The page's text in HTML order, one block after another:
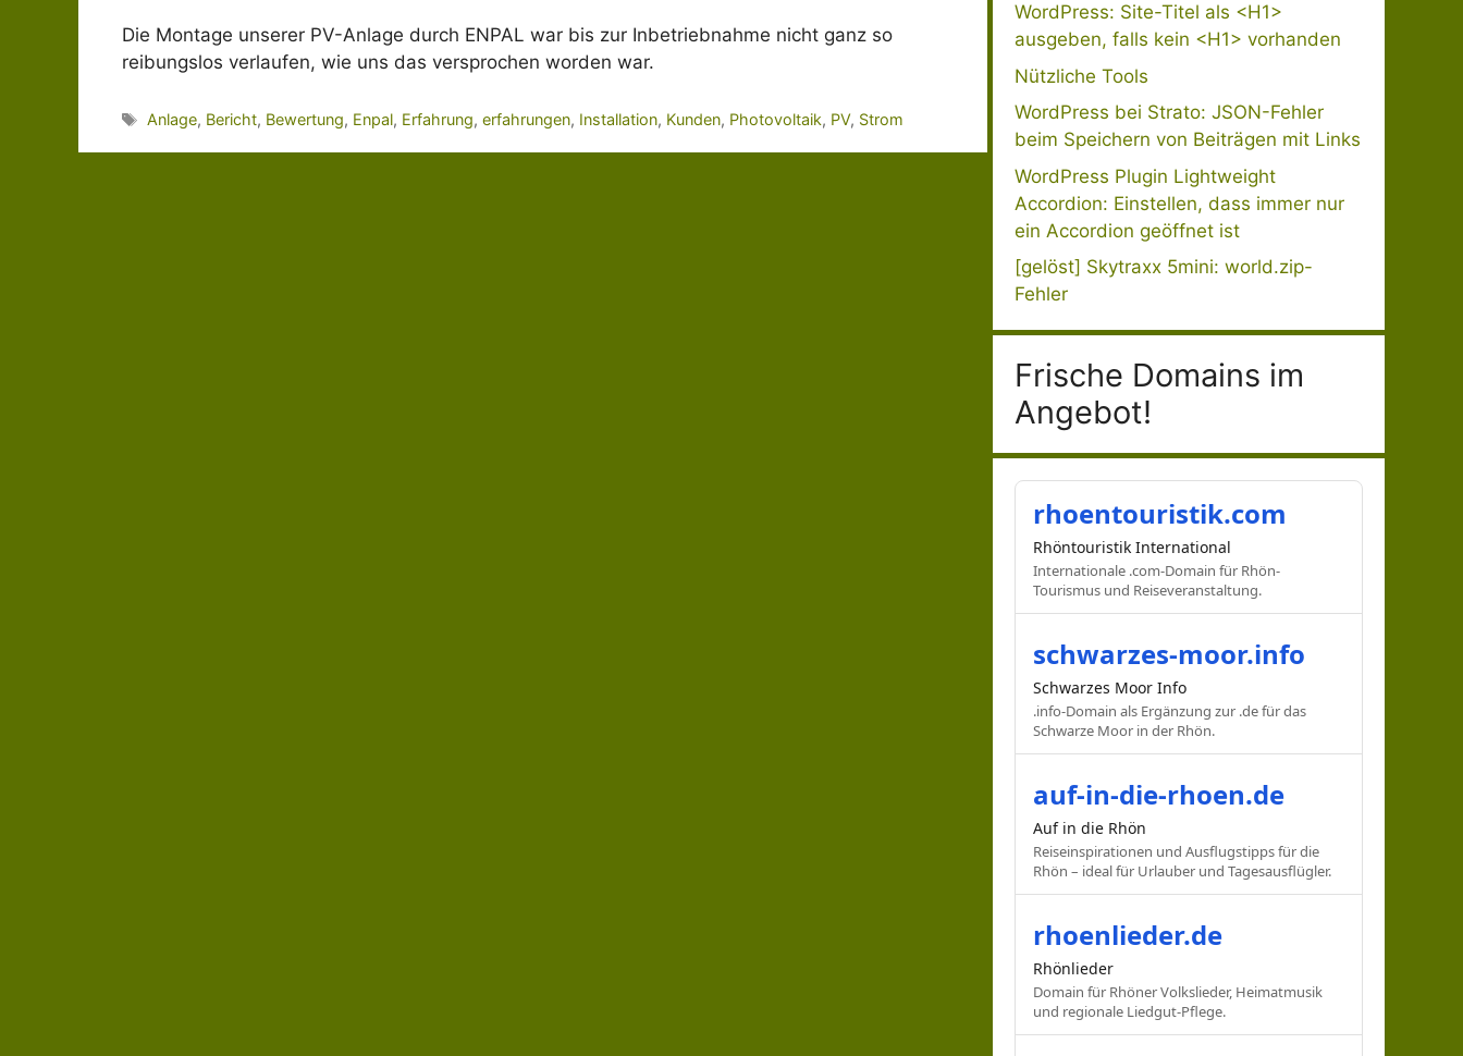
Die Montage unserer PV-Anlage durch ENPAL war bis zur Inbetriebnahme nicht ganz so
reibungslos verlaufen, wie uns das versprochen worden war.
Schlagwörter
Anlage, Bericht, Bewertung, Enpal, Erfahrung,erfahrungen, Installation, Kunden, Photovoltaik, PV, Strom
WordPress: Site-Titel als <H1>
ausgeben, falls kein <H1> vorhanden
Nützliche Tools
WordPress bei Strato: JSON-Fehler
beim Speichern von Beiträgen mit Links
WordPress Plugin Lightweight
Accordion: Einstellen, dass immer nur
ein Accordion geöffnet ist
[gelöst] Skytraxx 5mini: world.zip-
Fehler
Frische Domains im
Angebot!
rhoentouristik.com
Rhöntouristik International
Internationale .com-Domain für Rhön-
Tourismus und Reiseveranstaltung.
schwarzes-moor.info
Schwarzes Moor Info
.info-Domain als Ergänzung zur .de für das
Schwarze Moor in der Rhön.
auf-in-die-rhoen.de
Auf in die Rhön
Reiseinspirationen und Ausflugstipps für die
Rhön – ideal für Urlauber und Tagesausflügler.
rhoenlieder.de
Rhönlieder
Domain für Rhöner Volkslieder, Heimatmusik
und regionale Liedgut-Pflege.